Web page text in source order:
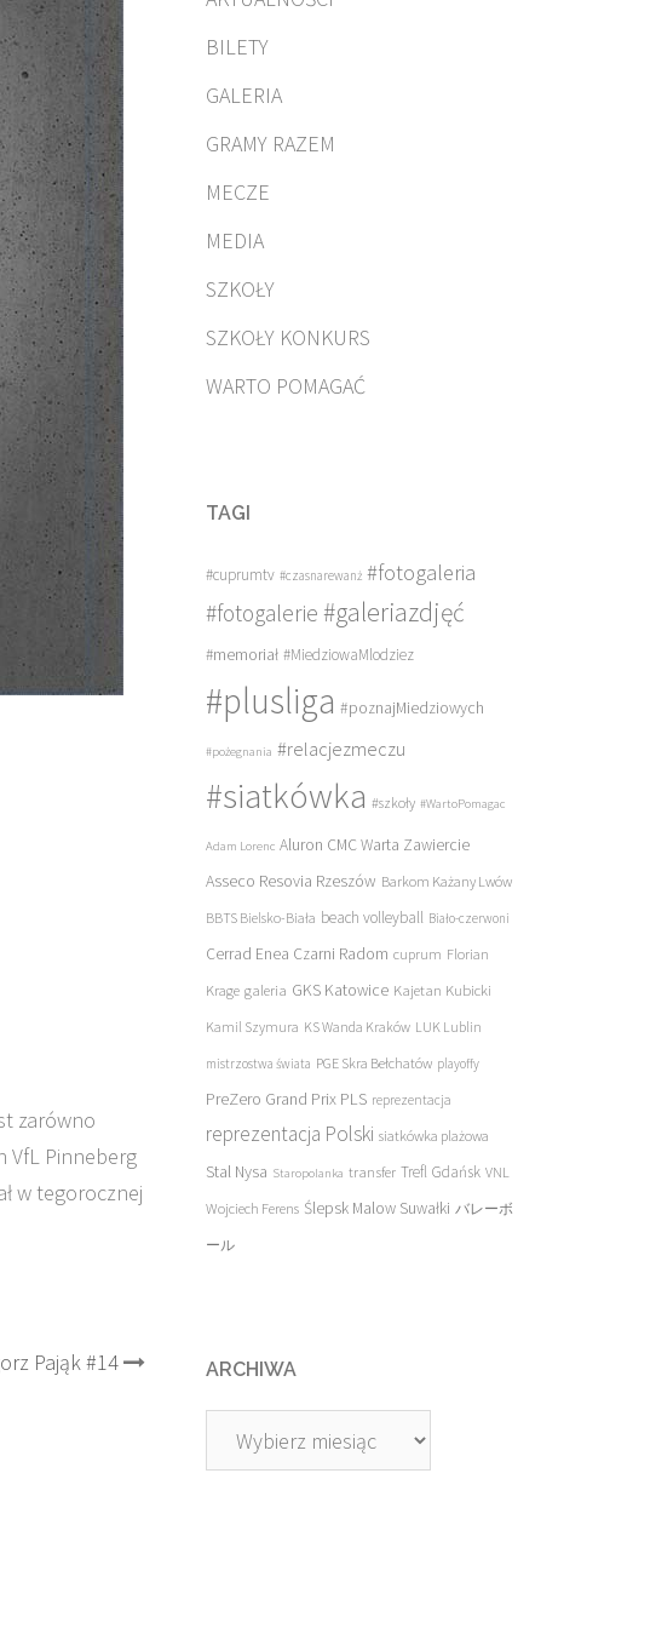
zarówno
VfL Pinneberg
w tegorocznej
Pająk #14
BILETY
GALERIA
GRAMY RAZEM
MECZE
MEDIA
SZKOŁY
SZKOŁY KONKURS
WARTO POMAGAĆ
TAGI
#cuprumtv #czasnarewanż #fotogaleria
#fotogalerie #galeriazdjęć
#memoriał #MiedziowaMlodziez
#plusliga #poznajMiedziowych
#pożegnania #relacjezmeczu
#siatkówka #szkoły #WartoPomagac
Adam Lorenc Aluron CMC Warta Zawiercie
Asseco Resovia Rzeszów Barkom Każany Lwów
BBTS Bielsko-Biała beach volleyball Biało-czerwoni
Cerrad Enea Czarni Radom cuprum Florian
Krage galeria GKS Katowice Kajetan Kubicki
Kamil Szymura KS Wanda Kraków LUK Lublin
mistrzostwa świata PGE Skra Bełchatów playoffy
PreZero Grand Prix PLS reprezentacja
reprezentacja Polski siatkówka plażowa
Stal Nysa Staropolanka transfer Trefl Gdańsk VNL
Wojciech Ferens Ślepsk Malow Suwałki バレーボ
ール
ARCHIWA
Archiwa